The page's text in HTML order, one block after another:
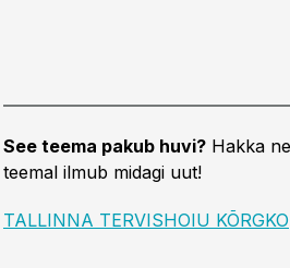
See teema pakub huvi? Hakka
teemal ilmub midagi uut!